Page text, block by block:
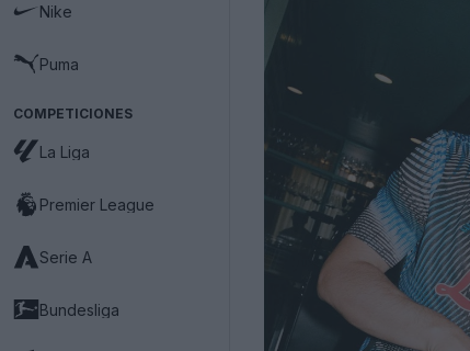
Nike
Puma
COMPETICIONES
La Liga
Premier League
Serie A
Bundesliga